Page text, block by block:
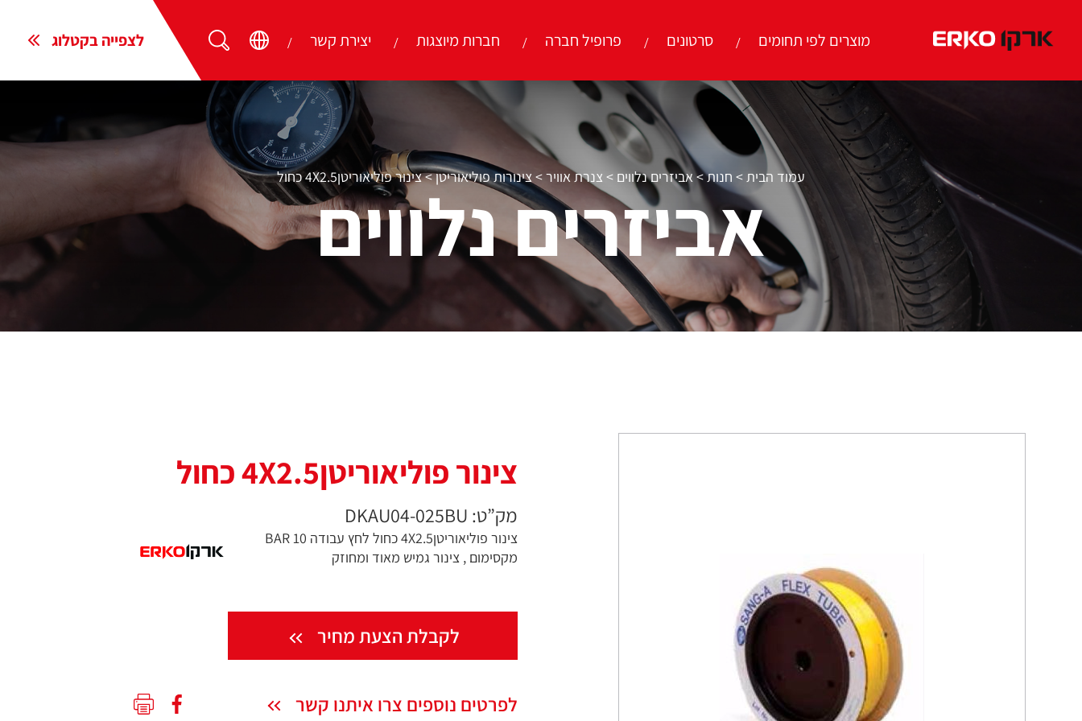
מוצרים לפי תחומים סרטונים פרופיל חברה חברות מיוצגות יצירת קשר לצפייה בקטלוג
עמוד הבית> חנות>אביזרים נלווים > צנרת אוויר>צינורות פוליאוריטן>צינור פוליאוריטן4X2.5 כחול
אביזרים נלווים
צינור פוליאוריטן4X2.5 כחול
מק”ט: DKAU04-025BU
צינור פוליאוריטן4X2.5 כחול לחץ עבודה 10 BAR
מקסימום , צינור גמיש מאוד ומחוזק
לקבלת הצעת מחיר
לפרטים נוספים צרו איתנו קשר